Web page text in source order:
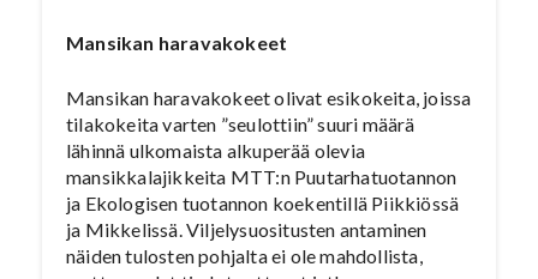
Mansikan haravakokeet
Mansikan haravakokeet olivat esikokeita, joissa
tilakokeita varten ”seulottiin” suuri määrä
lähinnä ulkomaista alkuperää olevia
mansikkalajikkeita MTT:n Puutarhatuotannon
ja Ekologisen tuotannon koekentillä Piikkiössä
ja Mikkelissä. Viljelysuositusten antaminen
näiden tulosten pohjalta ei ole mahdollista,